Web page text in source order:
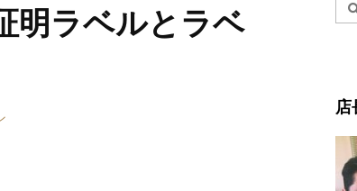
明ラベルとラベ
店